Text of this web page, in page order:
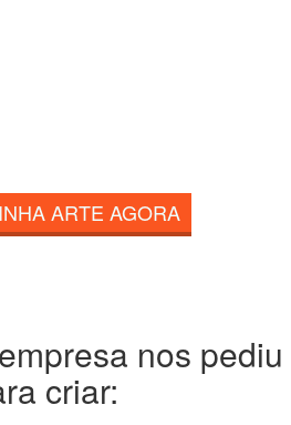
ARTE AGORA
nos pediu
criar: